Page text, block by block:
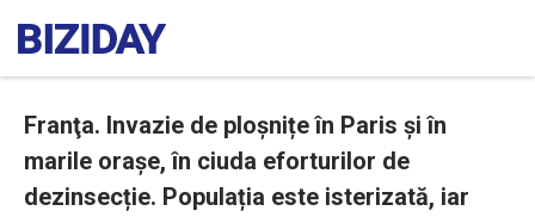
Franţa. Invazie de ploșnițe în Paris și în
marile orașe, în ciuda eforturilor de
dezinsecție. Populația este isterizată, iar